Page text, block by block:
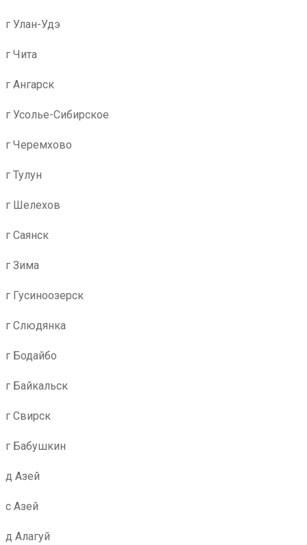
г Улан-Удэ
г Чита
г Ангарск
г Усолье-Сибирское
г Черемхово
г Тулун
г Шелехов
г Саянск
г Зима
г Гусиноозерск
г Слюдянка
г Бодайбо
г Байкальск
г Свирск
г Бабушкин
д Азей
с Азей
д Алагуй